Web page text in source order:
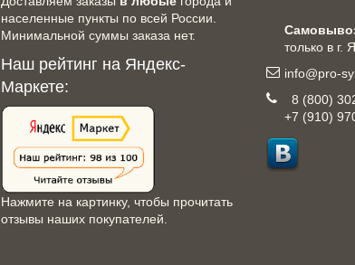
населенные пункты по всей России.
Минимальной суммы заказа нет.
Наш рейтинг на Яндекс-
Маркете:
Нажмите на картинку, чтобы прочитать
отзывы наших покупателей.
только в г.
info@pro-
8 (800)
+7 (910)